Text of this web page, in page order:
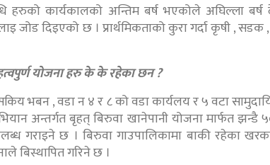
हरुको कार्यकालको अन्तिम बर्ष भएकोले अघिल्ला
जोड दिइएको छ । प्रार्थमिकताको कुरा गर्दा कृषी , सडक
योजना हरु के के रहेका छन ?
भबन , वडा न ४ र ८ को वडा कार्यलय र ५ वटा
अन्तर्गत बृहत् बिरुवा खानेपानी योजना मार्फत झन्डै
गराइने छ । बिरुवा गाउपालिकामा बाकी रहेका
बिस्थापित गरिने छ ।